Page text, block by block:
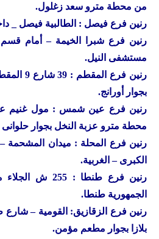
من محطة مترو سعد زغلول.
رنين فرع فيصل : الطالبية فيصل _
رنين فرع شبرا الخيمة – أمام قسم
مستشفى النيل.
رنين
فرع
بجوار أورانج.
رنين فرع عين شمس : مول غنيم
محطة مترو عزبة النخل بجوار حلوانى
رنين فرع المحلة : ميدان المشحمة
الكبرى – الغربية.
رنين
فرع طنطا : 255
الجمهورية طنطا.
رنين فرع الزقازيق: القومية – شارع
بلازا بجوار مطعم مؤمن.